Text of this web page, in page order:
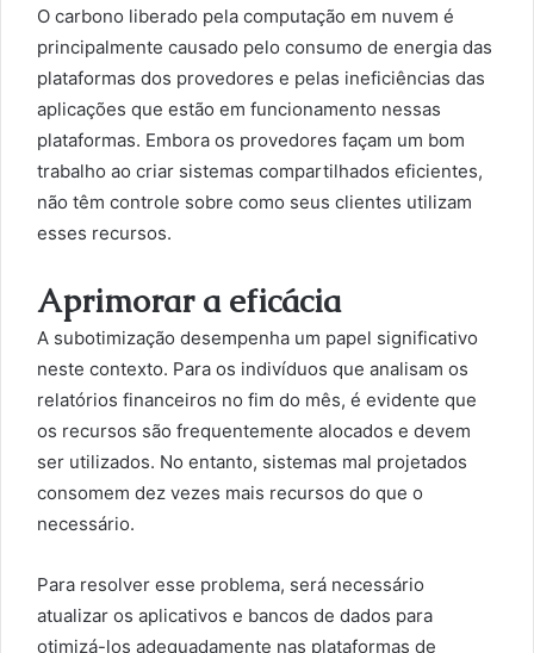
O carbono liberado pela computação em nuvem é
principalmente causado pelo consumo de energia das
plataformas dos provedores e pelas ineficiências das
aplicações que estão em funcionamento nessas
plataformas. Embora os provedores façam um bom
trabalho ao criar sistemas compartilhados eficientes,
não têm controle sobre como seus clientes utilizam
esses recursos.
Aprimorar a eficácia
A subotimização desempenha um papel significativo
neste contexto. Para os indivíduos que analisam os
relatórios financeiros no fim do mês, é evidente que
os recursos são frequentemente alocados e devem
ser utilizados. No entanto, sistemas mal projetados
consomem dez vezes mais recursos do que o
necessário.
Para resolver esse problema, será necessário
atualizar os aplicativos e bancos de dados para
otimizá-los adequadamente nas plataformas de